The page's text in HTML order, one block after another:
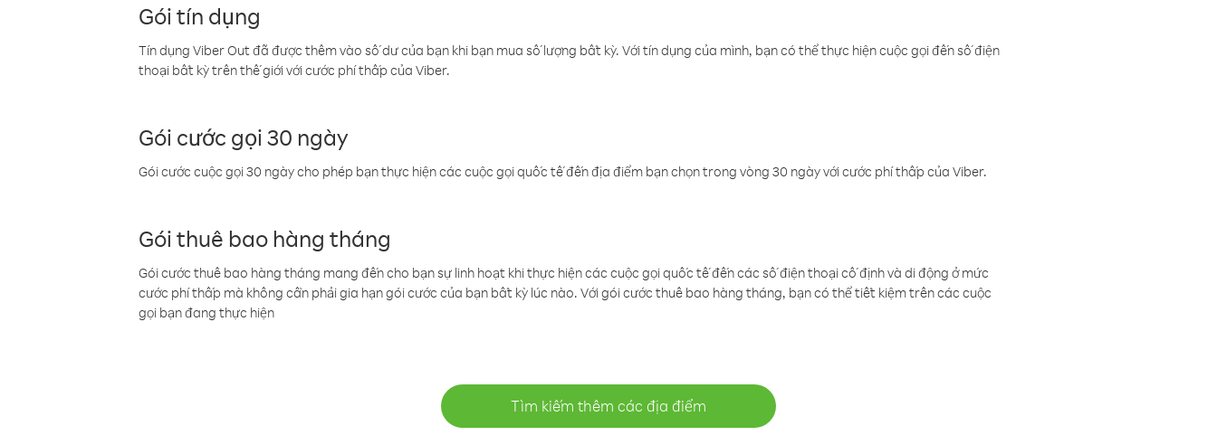
Gói tín dụng
Tín dụng Viber Out đã được thêm vào số dư của bạn khi bạn mua số lượng bất kỳ. Với tín dụng của mình, bạn có thể thực hiện cuộc gọi đến số điện
thoại bất kỳ trên thế giới với cước phí thấp của Viber.
Gói cước gọi 30 ngày
Gói cước cuộc gọi 30 ngày cho phép bạn thực hiện các cuộc gọi quốc tế đến địa điểm bạn chọn trong vòng 30 ngày với cước phí thấp của Viber.
Gói thuê bao hàng tháng
Gói cước thuê bao hàng tháng mang đến cho bạn sự linh hoạt khi thực hiện các cuộc gọi quốc tế đến các số điện thoại cố định và di động ở mức
cước phí thấp mà không cần phải gia hạn gói cước của bạn bất kỳ lúc nào. Với gói cước thuê bao hàng tháng, bạn có thể tiết kiệm trên các cuộc
gọi bạn đang thực hiện
Tìm kiếm thêm các địa điểm